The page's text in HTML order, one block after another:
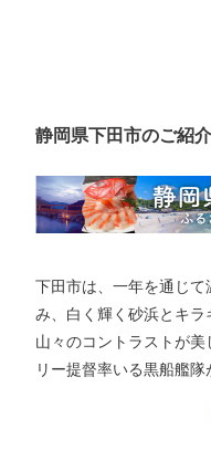
静岡県下田市のご紹介
下田市は、一年を通じ
み、白く輝く砂浜とキラ
山々のコントラストが美
リー提督率いる黒船艦隊
おります。 豊富な湯量